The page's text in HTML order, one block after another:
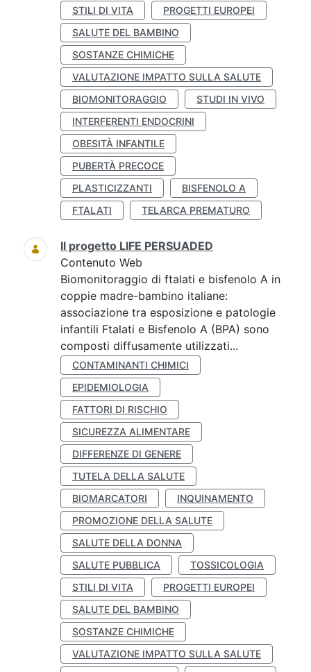
STILI DI VITA
PROGETTI EUROPEI
SALUTE DEL BAMBINO
SOSTANZE CHIMICHE
VALUTAZIONE IMPATTO SULLA SALUTE
BIOMONITORAGGIO
STUDI IN VIVO
INTERFERENTI ENDOCRINI
OBESITÀ INFANTILE
PUBERTÀ PRECOCE
PLASTICIZZANTI
BISFENOLO A
FTALATI
TELARCA PREMATURO
Il progetto LIFE PERSUADED
Contenuto Web
Biomonitoraggio di ftalati e bisfenolo A in
coppie madre-bambino italiane:
associazione tra esposizione e patologie
infantili Ftalati e Bisfenolo A (BPA) sono
composti diffusamente utilizzati...
CONTAMINANTI CHIMICI
EPIDEMIOLOGIA
FATTORI DI RISCHIO
SICUREZZA ALIMENTARE
DIFFERENZE DI GENERE
TUTELA DELLA SALUTE
BIOMARCATORI
INQUINAMENTO
PROMOZIONE DELLA SALUTE
SALUTE DELLA DONNA
SALUTE PUBBLICA
TOSSICOLOGIA
STILI DI VITA
PROGETTI EUROPEI
SALUTE DEL BAMBINO
SOSTANZE CHIMICHE
VALUTAZIONE IMPATTO SULLA SALUTE